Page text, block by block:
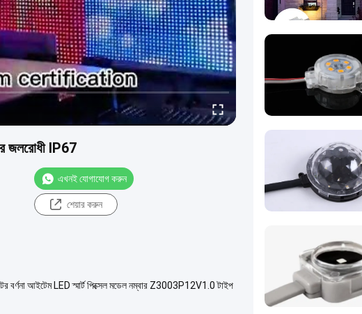
জলরোধী IP67
এখনই যোগাযোগ করুন
শেয়ার করুন
আইটেম LED স্মার্ট পিক্সেল মডেল নম্বার Z3003P12V1.0 টাইপ